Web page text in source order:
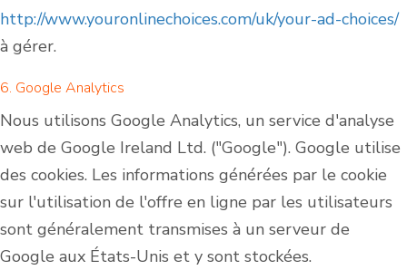
http://www.youronlinechoices.com/uk/your-ad-choices/
à gérer.
6. Google Analytics
Nous utilisons Google Analytics, un service d'analyse
web de Google Ireland Ltd. ("Google"). Google utilise
des cookies. Les informations générées par le cookie
sur l'utilisation de l'offre en ligne par les utilisateurs
sont généralement transmises à un serveur de
Google aux États-Unis et y sont stockées.